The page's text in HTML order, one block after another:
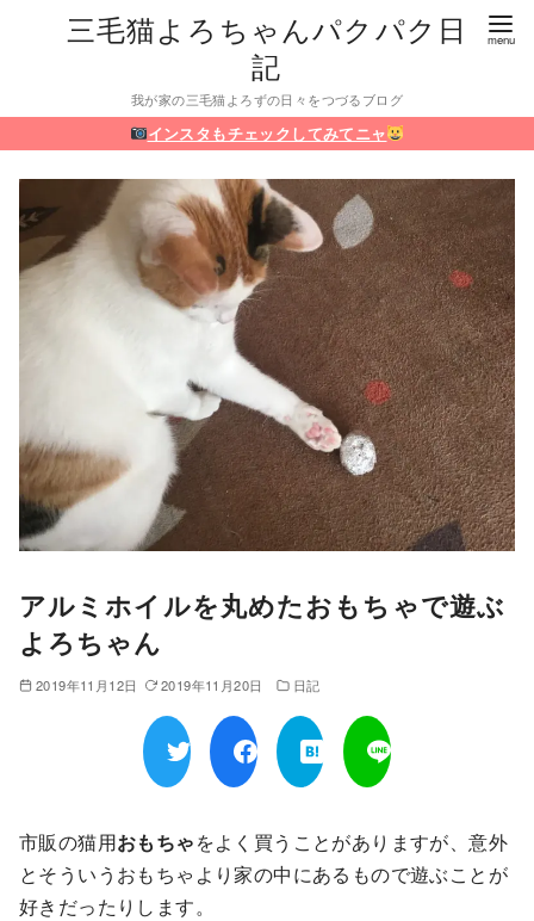
三毛猫よろちゃんパクパク日
記
我が家の三毛猫よろずの日々をつづるブログ
インスタもチェックしてみてニャ
アルミホイルを丸めたおもちゃで遊ぶ
よろちゃん
2019年11月12日 2019年11月20日 日記
市販の猫用おもちゃをよく買うことがありますが、意外
とそういうおもちゃより家の中にあるもので遊ぶことが
好きだったりします。